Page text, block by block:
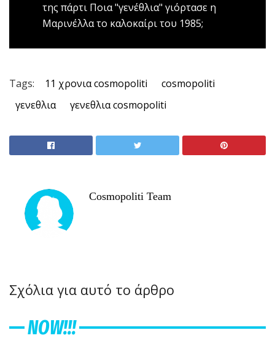
της πάρτι Ποια "γενέθλια" γιόρτασε η
Μαρινέλλα το καλοκαίρι του 1985;
Tags: 11 χρονια cosmopoliti
cosmopoliti
γενεθλια
γενεθλια cosmopoliti
Cosmopoliti Team
Σχόλια για αυτό το άρθρο
NOW!!!